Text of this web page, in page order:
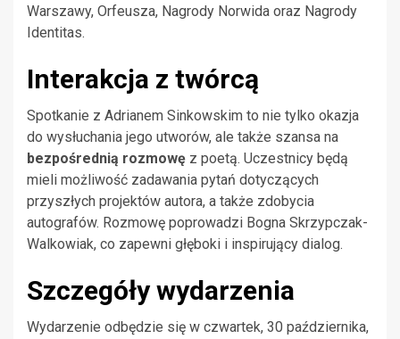
Warszawy, Orfeusza, Nagrody Norwida oraz Nagrody
Identitas.
Interakcja z twórcą
Spotkanie z Adrianem Sinkowskim to nie tylko okazja
do wysłuchania jego utworów, ale także szansa na
bezpośrednią rozmowę z poetą. Uczestnicy będą
mieli możliwość zadawania pytań dotyczących
przyszłych projektów autora, a także zdobycia
autografów. Rozmowę poprowadzi Bogna Skrzypczak-
Walkowiak, co zapewni głęboki i inspirujący dialog.
Szczegóły wydarzenia
Wydarzenie odbędzie się w czwartek, 30 października,